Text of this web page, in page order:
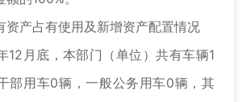
产占有使用及新增资产配置情况
月底，本部门（单位）共有车辆1
部用车0辆，一般公务用车0辆，其